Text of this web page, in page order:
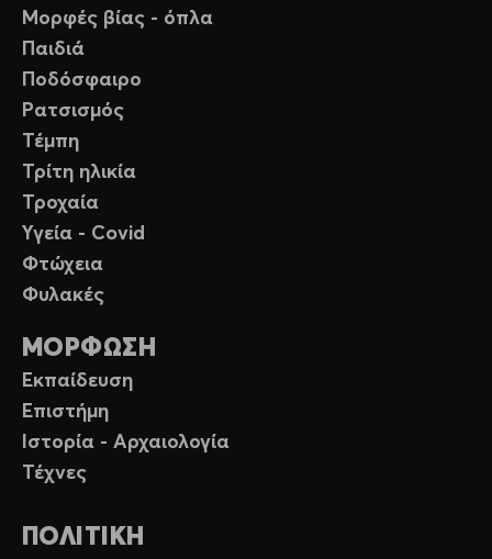
Μορφές βίας - όπλα
Παιδιά
Ποδόσφαιρο
Ρατσισμός
Τέμπη
Τρίτη ηλικία
Τροχαία
Υγεία - Covid
Φτώχεια
Φυλακές
ΜΟΡΦΩΣΗ
Εκπαίδευση
Επιστήμη
Ιστορία - Αρχαιολογία
Τέχνες
ΠΟΛΙΤΙΚΗ